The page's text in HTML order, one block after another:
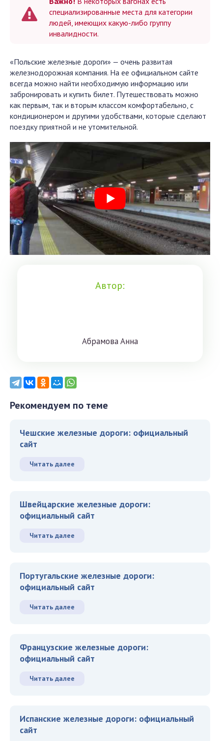
специализированные места для категории
людей, имеющих какую-либо группу
инвалидности.
«Польские железные дороги» — очень развитая
железнодорожная компания. На ее официальном сайте
всегда можно найти необходимую информацию или
забронировать и купить билет. Путешествовать можно
как первым, так и вторым классом комфортабельно, с
кондиционером и другими удобствами, которые сделают
поездку приятной и не утомительной.
Автор:
Aбрaмoвa Aннa
Рекомендуем по теме
Чешские железные дороги: официальный
сайт
Читать далее
Швейцарские железные дороги:
официальный сайт
Читать далее
Португальские железные дороги:
официальный сайт
Читать далее
Французские железные дороги:
официальный сайт
Читать далее
Испанские железные дороги: официальный
сайт